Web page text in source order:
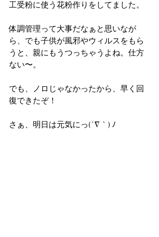
工受粉に使う花粉作りをしてました。
体調管理って大事だなぁと思いなが
ら、でも子供が風邪やウィルスをもら
うと、親にもうつっちゃうよね。仕方
ない〜。
でも、ノロじゃなかったから、早く回
復できたぞ！
さぁ、明日は元気にっ(´∇｀) ﾉ